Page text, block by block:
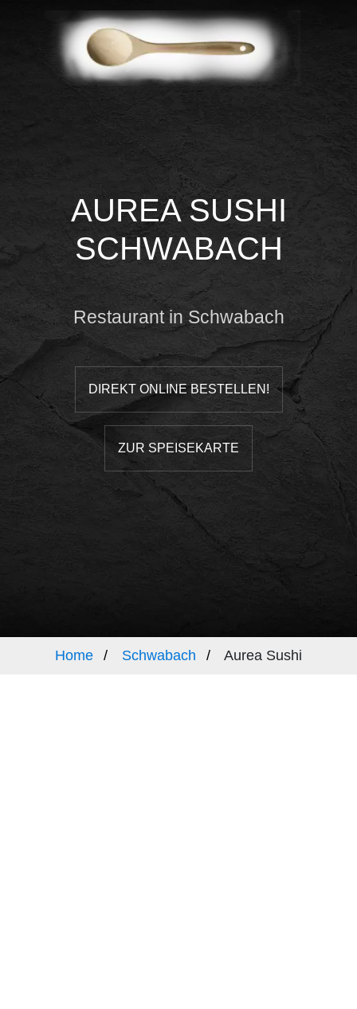
AUREA SUSHI
SCHWABACH
Restaurant in Schwabach
DIREKT ONLINE BESTELLEN!
ZUR SPEISEKARTE
Home Schwabach Aurea Sushi